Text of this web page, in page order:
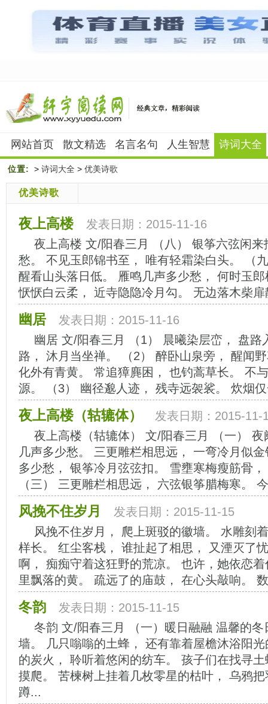
网站首页 散文精选 名言名句 人生智慧 诗词大全
位置: > 诗词大全 > 优美诗歌
优美诗歌
夜上高楼
发表日期：2015-11-16
夜上高楼 文/阳春三月 （八） 银筝六弦闲
愁。 不见玉郎锦书至， 唯有轻霜染白头。 （
醒看山头落日低。 雁鸣几声多少愁， 何时玉
恹恹白云柔， 近寺隐隐冷月勾。 无边落木柴
幽居
发表日期：2015-11-16
幽居 文/阳春三月 （1） 晨曦染层峦， 盘路
路， 沐月当坐禅。 （2） 醉卧山泉旁， 醒闻
化外有青黄。 常追獐麂困， 也钓蒿草长。 不
源。 （3） 幽径邈人迹， 残寺远袈裟。 炊烟
夜上高楼（轱辘体）
发表日期：2015-11-
夜上高楼（轱辘体） 文/阳春三月 （一）
几声多少愁。 三更雕栏相思远， 一弯冷月似
多少愁， 银筝冷月弦弦扣。 雪壅寒梅瘦筋骨
（三） 三更雕栏相思远， 六弦银筝腊梅寒。
风挽不住岁月
发表日期：2015-11-15
风挽不住岁月， 爬上斑驳的徽墙。 水雕刻
样长。 红尘客栈， 谁扯起了相思， 又湮灭了
啊， 痴痴守着这狂野的荒凉。 也许，她依恋
里飘落的黄。 疏远了的庙鼓， 在心头敲响。
冬韵
发表日期：2015-11-15
冬韵 文/阳春三月 （一）暖日融融 温馨的
墙。 几只嗡嗡的土蜂， 还有靠着屋檐沐浴阳
的炭火， 聆听着悠闲的纺车。 孩子们在找寻
摸爬。 苦楝树上挂着几枚零星的枯叶， 乌鸦
蹲...